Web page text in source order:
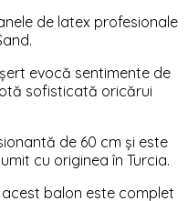
de latex profesionale
evocă sentimente de
sofisticată oricărui
de 60 cm și este
cu originea în Turcia.
balon este complet